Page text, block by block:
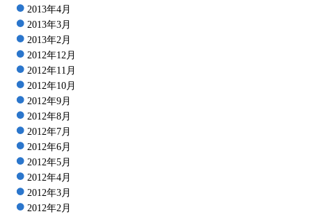
2013年4月
2013年3月
2013年2月
2012年12月
2012年11月
2012年10月
2012年9月
2012年8月
2012年7月
2012年6月
2012年5月
2012年4月
2012年3月
2012年2月